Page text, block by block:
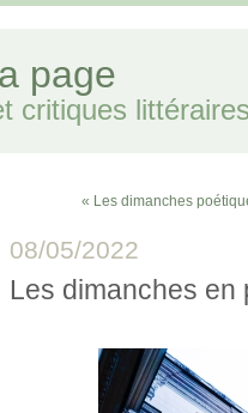
page
critiques
« Les dimanches
08/05/2022
Les dimanches en